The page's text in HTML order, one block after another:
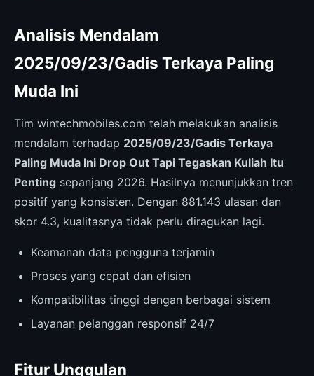
Analisis Mendalam
2025/09/23/Gadis Terkaya Paling
Muda Ini
Tim wintechmobiles.com telah melakukan analisis
mendalam terhadap 2025/09/23/Gadis Terkaya
Paling Muda Ini Drop Out Tapi Tegaskan Kuliah Itu
Penting sepanjang 2026. Hasilnya menunjukkan tren
positif yang konsisten. Dengan 881.143 ulasan dan
skor 4.3, kualitasnya tidak perlu diragukan lagi.
Keamanan data pengguna terjamin
Proses yang cepat dan efisien
Kompatibilitas tinggi dengan berbagai sistem
Layanan pelanggan responsif 24/7
Fitur Unggulan